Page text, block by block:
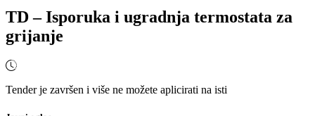
TD – Isporuka i ugradnja termostata za
grijanje
Tender je završen i više ne možete aplicirati na isti